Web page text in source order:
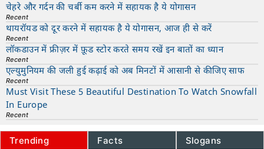
चेहरे और गर्दन की चर्बी कम करने में सहायक है ये योगासन
Recent
थायरॉयड को दूर करने में सहायक है ये योगासन, आज ही से करें
Recent
लॉकडाउन में फ्रीज़र में फ़ूड स्टोर करते समय रखें इन बातों का ध्यान
Recent
एल्युमुनियम की जली हुई कढ़ाई को अब मिनटों में आसानी से कीजिए साफ
Recent
Must Visit These 5 Beautiful Destination To Watch Snowfall
In Europe
Recent
Trending Facts Slogans